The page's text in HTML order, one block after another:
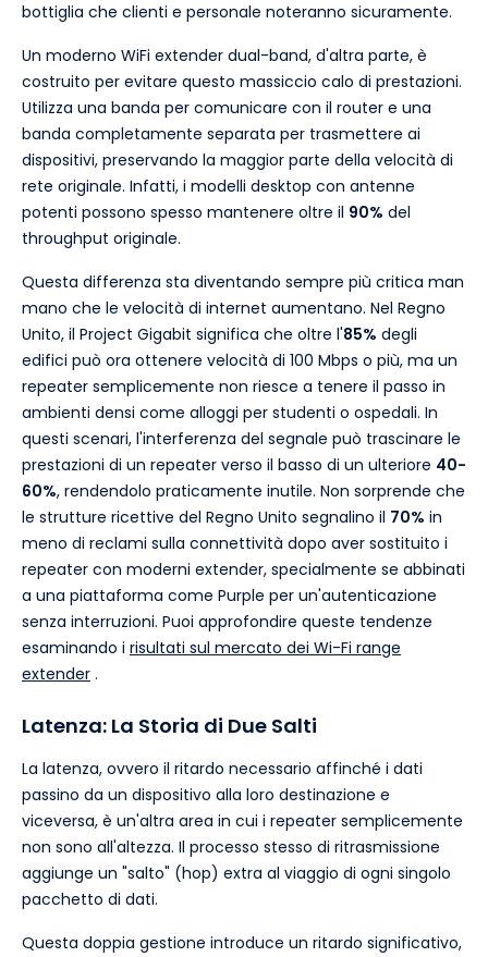
bottiglia che clienti e personale noteranno sicuramente.
Un moderno WiFi extender dual-band, d'altra parte, è
costruito per evitare questo massiccio calo di prestazioni.
Utilizza una banda per comunicare con il router e una
banda completamente separata per trasmettere ai
dispositivi, preservando la maggior parte della velocità di
rete originale. Infatti, i modelli desktop con antenne
potenti possono spesso mantenere oltre il 90% del
throughput originale.
Questa differenza sta diventando sempre più critica man
mano che le velocità di internet aumentano. Nel Regno
Unito, il Project Gigabit significa che oltre l'85% degli
edifici può ora ottenere velocità di 100 Mbps o più, ma un
repeater semplicemente non riesce a tenere il passo in
ambienti densi come alloggi per studenti o ospedali. In
questi scenari, l'interferenza del segnale può trascinare le
prestazioni di un repeater verso il basso di un ulteriore 40-
60%, rendendolo praticamente inutile. Non sorprende che
le strutture ricettive del Regno Unito segnalino il 70% in
meno di reclami sulla connettività dopo aver sostituito i
repeater con moderni extender, specialmente se abbinati
a una piattaforma come Purple per un'autenticazione
senza interruzioni. Puoi approfondire queste tendenze
esaminando i risultati sul mercato dei Wi-Fi range
extender .
Latenza: La Storia di Due Salti
La latenza, ovvero il ritardo necessario affinché i dati
passino da un dispositivo alla loro destinazione e
viceversa, è un'altra area in cui i repeater semplicemente
non sono all'altezza. Il processo stesso di ritrasmissione
aggiunge un "salto" (hop) extra al viaggio di ogni singolo
pacchetto di dati.
Questa doppia gestione introduce un ritardo significativo,